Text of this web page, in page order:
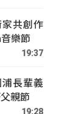
共創作
樂節
19:37
長輩義
親節
19:28